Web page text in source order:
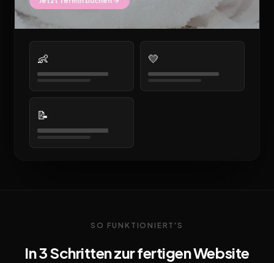
👶 💛
📝
SO FUNKTIONIERT'S
In 3 Schritten zur fertigen Website